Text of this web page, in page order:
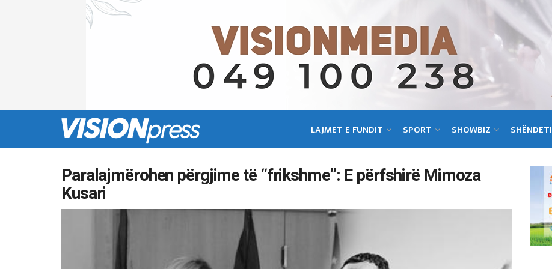
LAJMET E FUNDIT SPORT SHOWBIZ SHËNDETI
Paralajmërohen përgjime të “frikshme”: E përfshirë Mimoza
Kusari